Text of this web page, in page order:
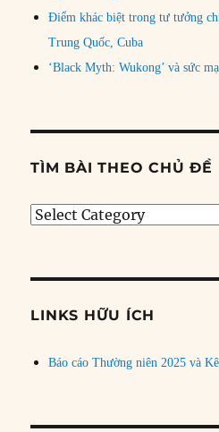
Điểm khác biệt trong tư tưởng
Trung Quốc, Cuba
‘Black Myth: Wukong’ và sức
TÌM BÀI THEO CHỦ ĐỀ
Tìm
đề
LINKS HỮU ÍCH
Báo cáo Thường niên 2025 và